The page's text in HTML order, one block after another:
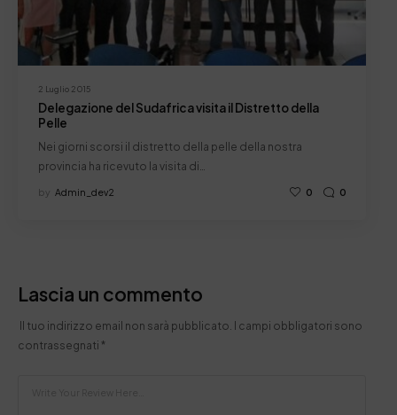
2 Luglio 2015
Delegazione del Sudafrica visita il Distretto della
Pelle
Nei giorni scorsi il distretto della pelle della nostra
provincia ha ricevuto la visita di…
by Admin_dev2 0 0
Lascia un commento
Il tuo indirizzo email non sarà pubblicato. I campi obbligatori sono
contrassegnati *